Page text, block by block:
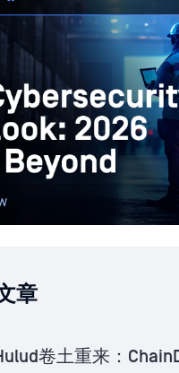
章
卷土重来：